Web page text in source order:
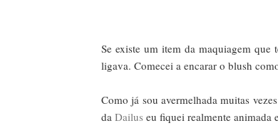
Se existe um item da maquiagem que
ligava. Comecei a encarar o blush
Como já sou avermelhada muitas
da Dailus eu fiquei realmente animada